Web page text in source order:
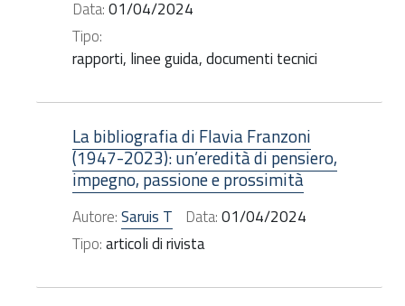
Data:01/04/2024
Tipo:
rapporti, linee guida, documenti tecnici
La bibliografia di Flavia Franzoni
(1947-2023): un’eredità di pensiero,
impegno, passione e prossimità
Autore:Saruis T Data:01/04/2024
Tipo:articoli di rivista